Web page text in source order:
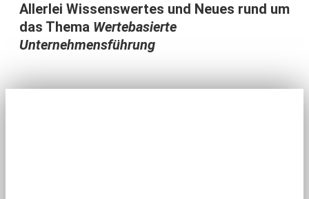
Allerlei Wissenswertes und Neues rund um
das Thema Wertebasierte
Unternehmensführung